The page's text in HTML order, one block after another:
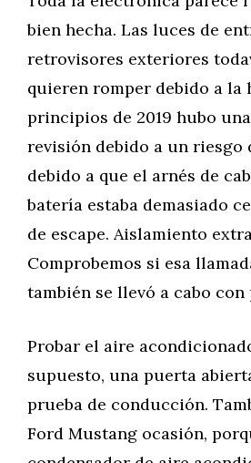
bien hecha. Las luces de
retrovisores exteriores
quieren romper debido a la
principios de 2019 hubo
revisión debido a un riesgo
debido a que el arnés de
batería estaba demasiado
de escape. Aislamiento
Comprobemos si esa
también se llevó a cabo
Probar el aire
supuesto, una puerta
prueba de conducción.
Ford Mustang ocasión,